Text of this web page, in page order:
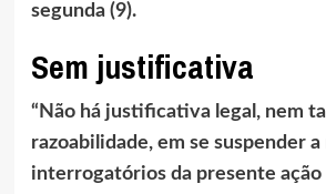
segunda (9).
Sem justificativa
“Não há justificativa legal, nem
razoabilidade, em se suspender a
interrogatórios da presente ação